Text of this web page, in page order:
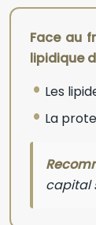
Face au
lipidique
Les
La
capital